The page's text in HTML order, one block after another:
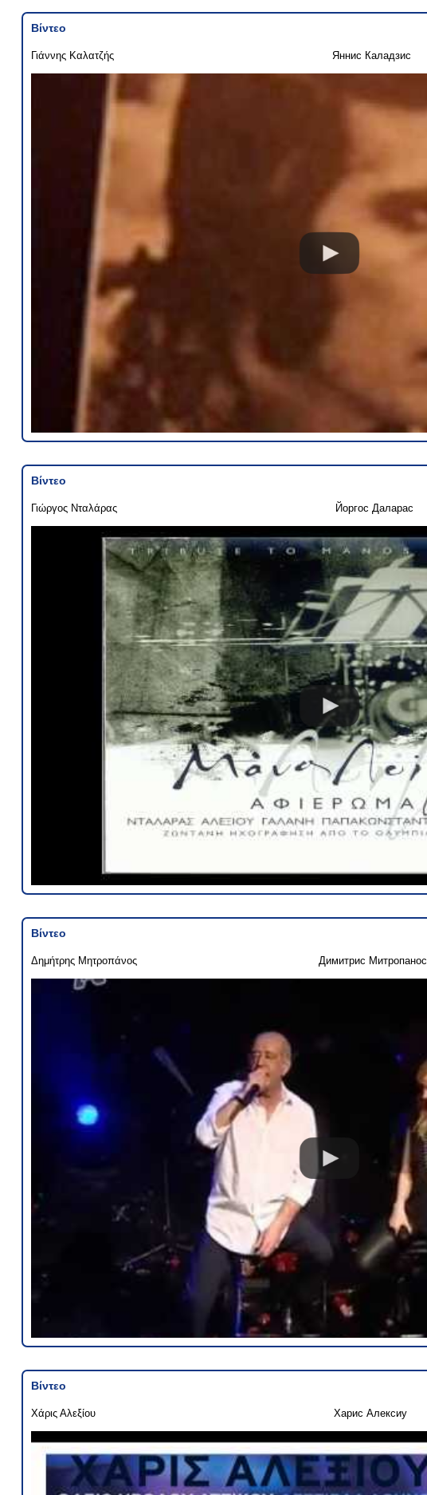
Βίντεο
Γιάννης Καλατζής Яннис Каладзис
Βίντεο
Γιώργος Νταλάρας Йоргос Даларас
Βίντεο
Δημήτρης Μητροπάνος Димитрис Митропанос
Βίντεο
Χάρις Αλεξίου Харис Алексиу